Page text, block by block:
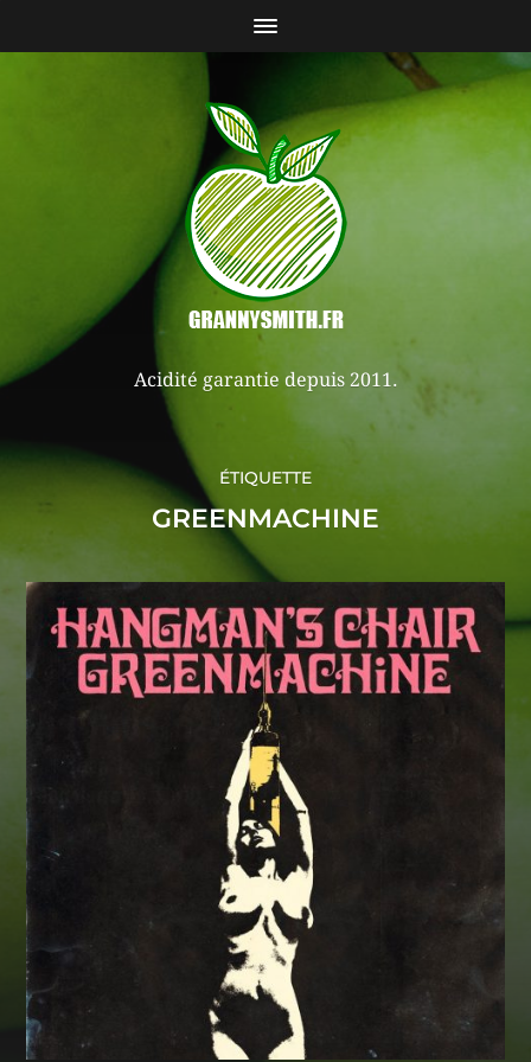
Acidité garantie depuis 2011.
ÉTIQUETTE
GREENMACHINE